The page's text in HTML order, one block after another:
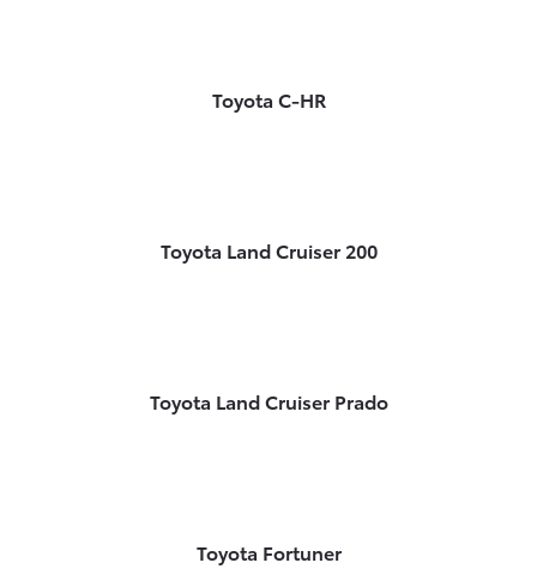
Toyota C-HR
Toyota Land Cruiser 200
Toyota Land Cruiser Prado
Toyota Fortuner